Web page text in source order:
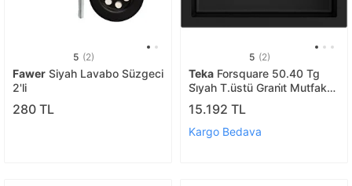
5 (2)
Fawer Siyah Lavabo Süzgeci
2'li
280 TL
5 (2)
Teka Forsquare 50.40 Tg
Si̇yah T.üstü Grani̇t Mutfak
Evyesi̇
15.192 TL
Kargo Bedava